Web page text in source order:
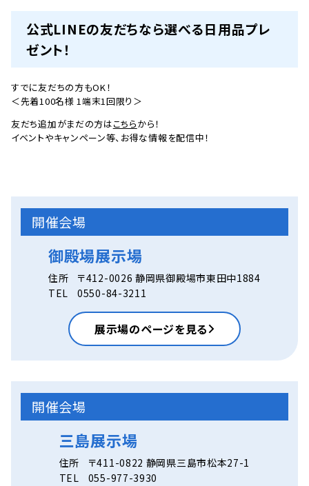
公式LINEの友だちなら選べる日用品プレ
ゼント！
すでに友だちの方もOK！
＜先着100名様 1端末1回限り＞
友だち追加がまだの方はこちらから！
イベントやキャンペーン等、お得な情報を配信中！
開催会場
御殿場展示場
住所
〒412-0026 静岡県御殿場市東田中1884
TEL
0550-84-3211
展示場のページを見る
開催会場
三島展示場
住所
〒411-0822 静岡県三島市松本27-1
TEL
055-977-3930